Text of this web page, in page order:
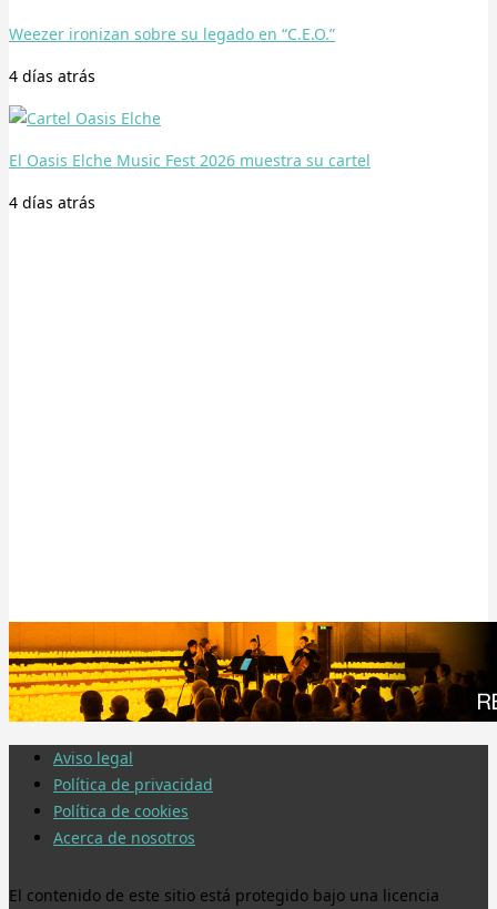
Weezer ironizan sobre su legado en “C.E.O.”
4 días atrás
El Oasis Elche Music Fest 2026 muestra su cartel
4 días atrás
Aviso legal
Política de privacidad
Política de cookies
Acerca de nosotros
El contenido de este sitio está protegido bajo una licencia